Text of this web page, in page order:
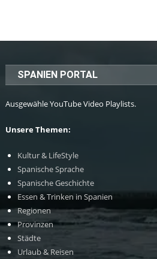
SPANIEN PORTAL
Ausgewähle YouTube Video Playlists.
Unsere Themen:
Kultur & LifeStyle
Spanische Sprache
Spanische Geschichte
Essen & Trinken in Spanien
Regionen
Provinzen
Städte
Urlaub & Reisen